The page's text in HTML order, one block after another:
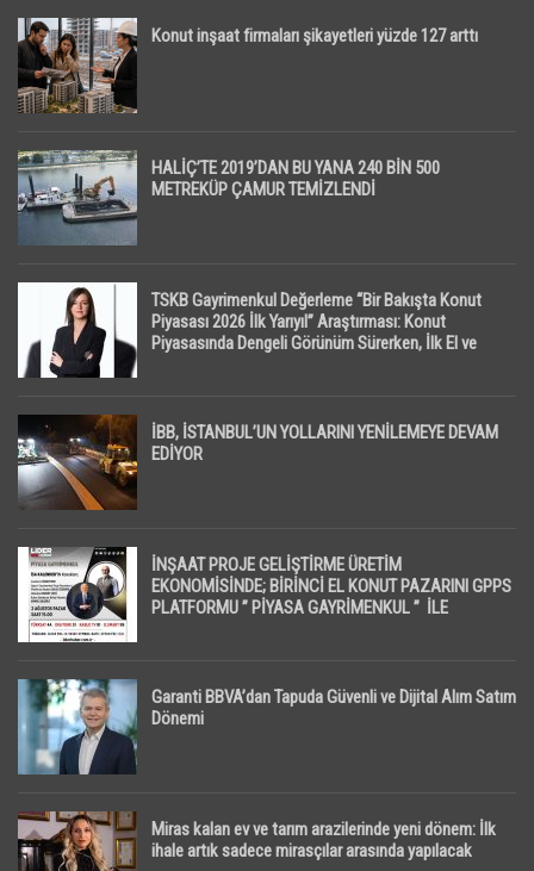
Konut inşaat firmaları şikayetleri yüzde 127 arttı
HALİÇ’TE 2019’DAN BU YANA 240 BİN 500
METREKÜP ÇAMUR TEMİZLENDİ
TSKB Gayrimenkul Değerleme “Bir Bakışta Konut
Piyasası 2026 İlk Yarıyıl” Araştırması: Konut
Piyasasında Dengeli Görünüm Sürerken, İlk El ve
İBB, İSTANBUL’UN YOLLARINI YENİLEMEYE DEVAM
EDİYOR
İNŞAAT PROJE GELİŞTİRME ÜRETİM
EKONOMİSİNDE; BİRİNCİ EL KONUT PAZARINI GPPS
PLATFORMU ” PİYASA GAYRİMENKUL ” İLE
Garanti BBVA’dan Tapuda Güvenli ve Dijital Alım Satım
Dönemi
Miras kalan ev ve tarım arazilerinde yeni dönem: İlk
ihale artık sadece mirasçılar arasında yapılacak